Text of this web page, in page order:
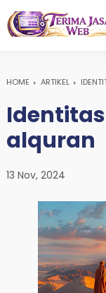
HOME ARTIKEL
alquran
13 Nov, 2024